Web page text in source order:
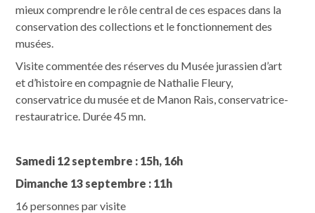
mieux comprendre le rôle central de ces espaces dans la
conservation des collections et le fonctionnement des
musées.
Visite commentée des réserves du Musée jurassien d’art
et d’histoire en compagnie de Nathalie Fleury,
conservatrice du musée et de Manon Rais, conservatrice-
restauratrice. Durée 45 mn.
Samedi 12 septembre : 15h, 16h
Dimanche 13 septembre : 11h
16 personnes par visite